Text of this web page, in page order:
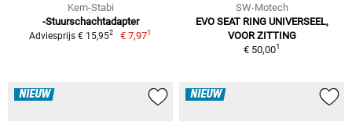
Kern-Stabi
-Stuurschachtadapter
Adviesprijs € 15,952 € 7,971
SW-Motech
EVO SEAT RING UNIVERSEEL,
VOOR ZITTING
€ 50,001
NIEUW NIEUW